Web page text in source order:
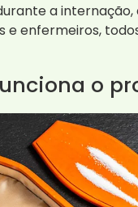
a
e enfermeiros,
o